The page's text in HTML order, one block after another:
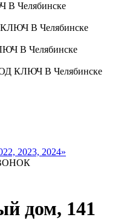
Челябинске
В Челябинске
В Челябинске
КЛЮЧ В Челябинске
2023, 2024»
дом, 141